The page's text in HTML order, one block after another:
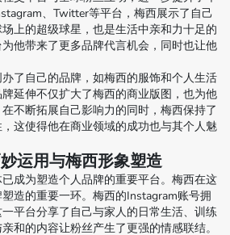
、Twitter等平台，梅西展示了自己
上的超级球星，也是生活中亲和力十足的
他带来了更多品牌代言机会，同时也让他
了自己的品牌，如梅西的服饰和个人生活
延伸不仅扩大了梅西的商业版图，也为他
不断拓展自己影响力的同时，梅西保持了
这使得他在商业领域的成功也与其个人魅
运用与梅西形象塑造
成为塑造个人品牌的重要平台。梅西在这
造的重要一环。梅西的Instagram账号拥
平台分享了自己与家人的日常生活、训练
和的内容让粉丝产生了更强的情感联结。